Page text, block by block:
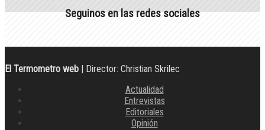
Seguinos en las redes sociales
El Termometro web | Director: Christian Skrilec
Actualidad
Entrevistas
Editoriales
Opinión